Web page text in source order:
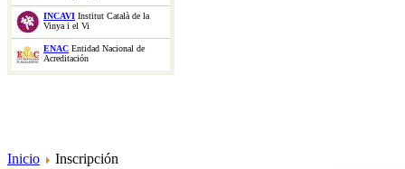
INCAVI Institut Català de la
Vinya i el Vi
ENAC Entidad Nacional de
Acreditación
Inicio
Inscripción